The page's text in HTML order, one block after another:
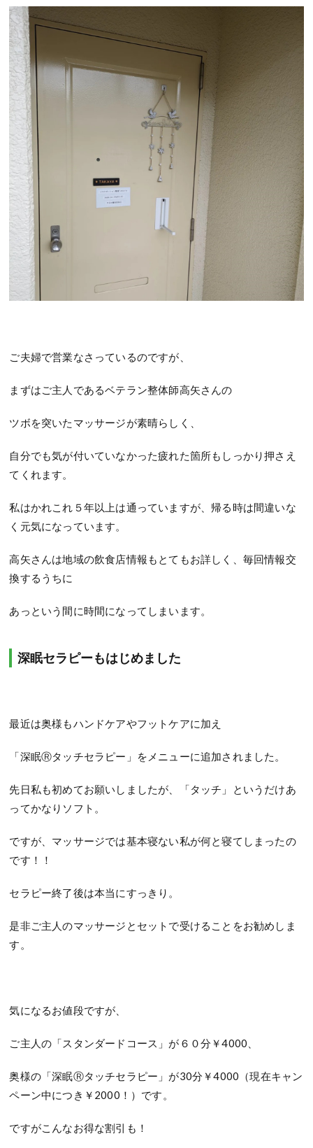
ご夫婦で営業なさっているのですが、
まずはご主人であるベテラン整体師高矢さんの
ツボを突いたマッサージが素晴らしく、
自分でも気が付いていなかった疲れた箇所もしっかり押さえ
てくれます。
私はかれこれ５年以上は通っていますが、帰る時は間違いな
く元気になっています。
高矢さんは地域の飲食店情報もとてもお詳しく、毎回情報交
換するうちに
あっという間に時間になってしまいます。
深眠セラピーもはじめました
最近は奥様もハンドケアやフットケアに加え
「深眠Ⓡタッチセラピー」をメニューに追加されました。
先日私も初めてお願いしましたが、「タッチ」というだけあ
ってかなりソフト。
ですが、マッサージでは基本寝ない私が何と寝てしまったの
です！！
セラピー終了後は本当にすっきり。
是非ご主人のマッサージとセットで受けることをお勧めしま
す。
気になるお値段ですが、
ご主人の「スタンダードコース」が６０分￥4000、
奥様の「深眠Ⓡタッチセラピー」が30分￥4000（現在キャン
ペーン中につき￥2000！）です。
ですがこんなお得な割引も！